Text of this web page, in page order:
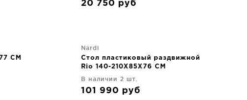
20 750 руб
CM
Nardi
Стол пластиковый раздвижной
Rio 140-210X85X76 CM
В наличии 2 шт.
101 990 руб